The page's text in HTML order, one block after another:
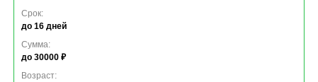
Срок:
до 16 дней
Сумма:
до 30000 ₽
Возраст: